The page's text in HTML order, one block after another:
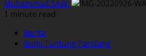
Kerukunan
Kematian
Bajuin
Muhammad SAW.
1 minute read
Berita
Bumi Tuntung Pandang